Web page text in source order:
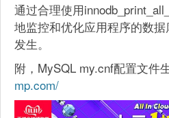
通过合理使用
地监控和优化应用程序的数
发生。
附，MySQL my.cnf配置文件
mp.com/